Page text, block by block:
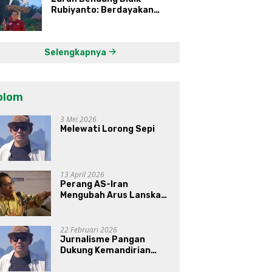
Rubiyanto: Berdayakan
Selengkapnya
3 Mei 2026
Melewati Lorong Sepi
13 April 2026
Perang AS-Iran
Mengubah Arus Lanskap
Prabowo-Gibran?
22 Februari 2026
Jurnalisme Pangan
Dukung Kemandirian